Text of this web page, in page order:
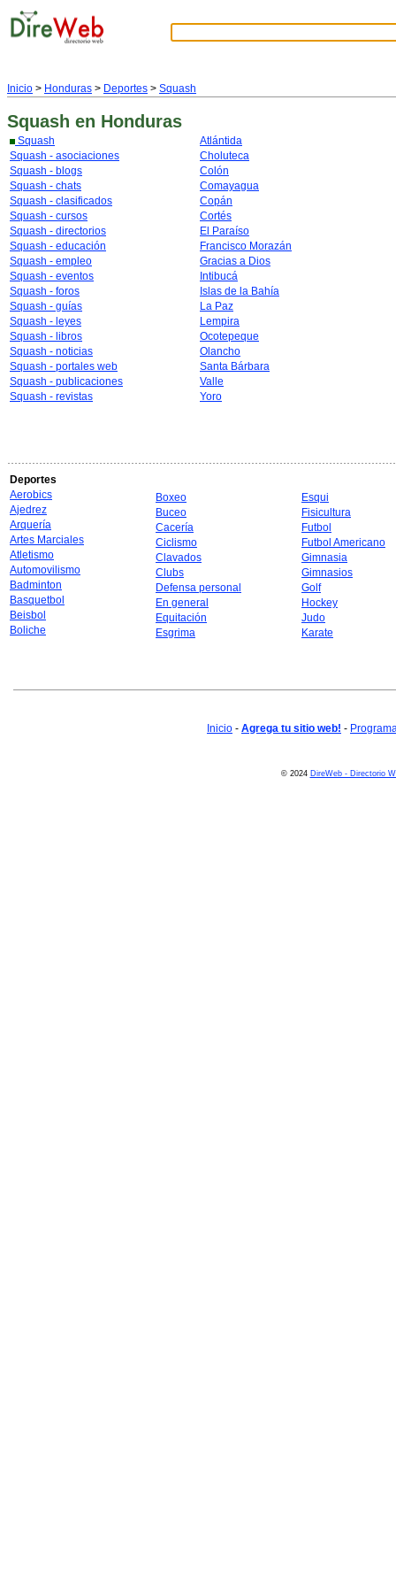
Inicio > Honduras > Deportes > Squash
Squash en Honduras
Squash
Squash - asociaciones
Squash - blogs
Squash - chats
Squash - clasificados
Squash - cursos
Squash - directorios
Squash - educación
Squash - empleo
Squash - eventos
Squash - foros
Squash - guías
Squash - leyes
Squash - libros
Squash - noticias
Squash - portales web
Squash - publicaciones
Squash - revistas
Atlántida
Choluteca
Colón
Comayagua
Copán
Cortés
El Paraíso
Francisco Morazán
Gracias a Dios
Intibucá
Islas de la Bahía
La Paz
Lempira
Ocotepeque
Olancho
Santa Bárbara
Valle
Yoro
Deportes
Aerobics
Ajedrez
Arquería
Artes Marciales
Atletismo
Automovilismo
Badminton
Basquetbol
Beisbol
Boliche
Boxeo
Buceo
Cacería
Ciclismo
Clavados
Clubs
Defensa personal
En general
Equitación
Esgrima
Esqui
Fisicultura
Futbol
Futbol Americano
Gimnasia
Gimnasios
Golf
Hockey
Judo
Karate
Inicio - Agrega tu sitio web! -
© 2024 DireWeb - Directorio